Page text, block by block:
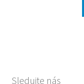
Sledujte nás